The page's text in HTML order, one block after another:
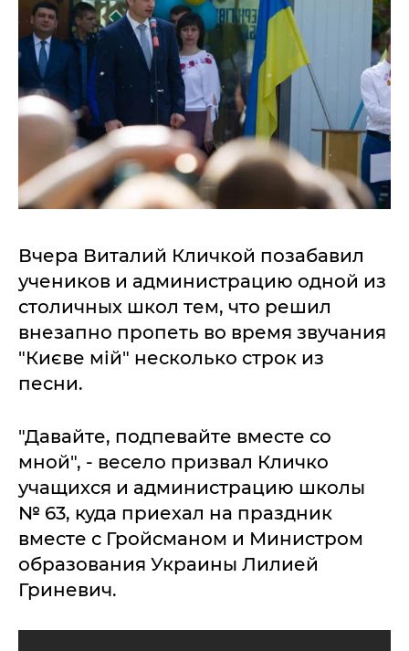
Вчера Виталий Кличкой позабавил
учеников и администрацию одной из
столичных школ тем, что решил
внезапно пропеть во время звучания
"Києве мій" несколько строк из
песни.
"Давайте, подпевайте вместе со
мной", - весело призвал Кличко
учащихся и администрацию школы
№ 63, куда приехал на праздник
вместе с Гройсманом и Министром
образования Украины Лилией
Гриневич.